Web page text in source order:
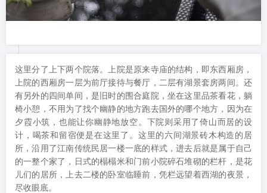
这里分了上下两个院落。上院是原来寺庙的结构，即东西厢房，
上院的西厢房一层为前厅接待与餐厅，二层有湖景套房两间。还
有另外的四间单间，是旧时的围合庭院，坐在这里品茶看花，躺
椅小憩，不用为了找个幽静的地方跑去国外的哪个地方，因为在
夕霞小筑，也能让你幽静地放空。下院则采用了倚山而居的设
计，喝茶和留宿便是在这里了。这里的六间湖景砖木构造的居
所，沿用了江南传统民居一楼一底的样式，进去后就是属于自己
的一整个家了，日式的榻榻米和门前小院碎石堆砌的栏杆，是花
儿们的居所，上去二楼的卧室临睡前，凭栏远望着西湖的夜景，
尽收眼底。